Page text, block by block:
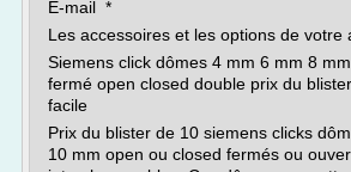
E-mail *
Les accessoires et les options de votre
Siemens click dômes 4 mm 6 mm 8
fermé open closed double prix du
facile
Prix du blister de 10 siemens clicks
10 mm open ou closed fermés ou